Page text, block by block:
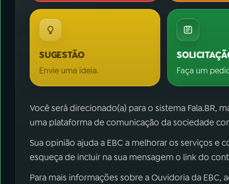
SUGESTÃO
Envie uma ideia. Faça um
Você será direcionado(a) para o sistema Fala.BR,
uma plataforma de comunicação da sociedade
Sua opinião ajuda a EBC a melhorar os serviços
esqueça de incluir na sua mensagem o link do
Para mais informações sobre a Ouvidoria da EBC,